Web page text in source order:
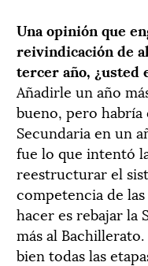
Una opinión que
reivindicación de
tercer año, ¿usted
Añadirle un año
bueno, pero
Secundaria en un
fue lo que intentó
reestructurar el
competencia de
hacer es rebajar la
más al
bien todas las